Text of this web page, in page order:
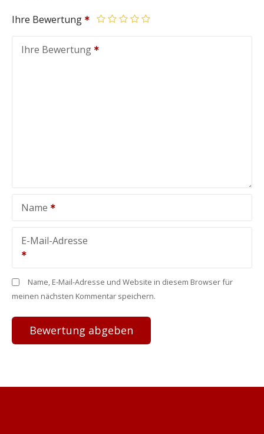
Ihre Bewertung
Ihre Bewertung
Name
E-Mail-Adresse
Name, E-Mail-Adresse und Website in diesem Browser für
meinen nächsten Kommentar speichern.